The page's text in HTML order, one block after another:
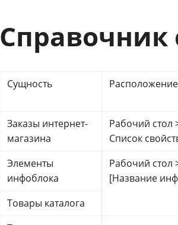
Справочник
Сущность
Заказы интернет-
магазина
Рабочий стол
Список
Элементы
инфоблока
Рабочий стол
[Название
Товары каталога